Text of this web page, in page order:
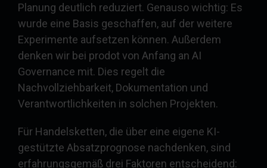
Planung deutlich reduziert. Genauso wichtig: Es
wurde eine Basis geschaffen, auf der weitere
Experimente aufsetzen können. Außerdem
denken wir bei prodot von Anfang an AI
Governance mit. Dies regelt die
Nachvollziehbarkeit, Dokumentation und
Verantwortlichkeiten in solchen Projekten.
Für Handelsketten, die über eine eigene KI-
gestützte Absatzprognose nachdenken, sind
erfahrungsgemäß drei Faktoren entscheidend: